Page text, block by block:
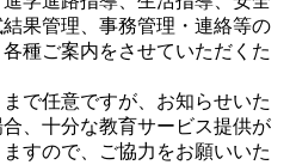
果管理、事務管理・連絡等の
種ご案内をさせていただくた
で任意ですが、お知らせいた
、十分な教育サービス提供が
すので、ご協力をお願いいた